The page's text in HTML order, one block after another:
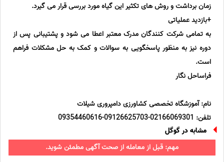
زمان برداشت و روش های تکثیر این گیاه مورد بررسی قرار می گیرد.
+بازدید عملیاتی
به تمامی شرکت کنندگان مدرک معتبر اعطا می شود و پشتیبانی پس از
دوره نیز به منظور پاسخگویی به سوالات و کمک به حل مشکلات فراهم
است.
فراساحل نگار
نام: آموزشگاه تخصصی کشاورزی دامپروری شیلات
تلفن: 02166069301-09126625703-09354460616
مشابه در گوگل
مهم: قبل از معامله از صحت آگهی مطمئن شوید.